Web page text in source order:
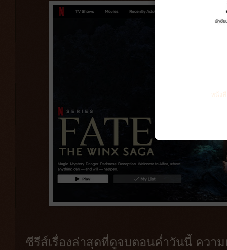
ซีรีส์เรื่องล่าสุดที่ดูจบตอนค่ำวันนี้ คว
หนัง